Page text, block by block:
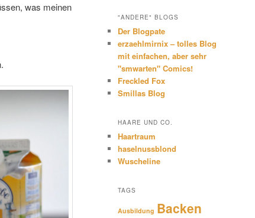
was meinen
"ANDERE" BLOGS
Der Blogpate
erzaehlmirnix – tolles Blog
mit einfachen, aber sehr
"smwarten" Comics!
Freckled Fox
Smillas Blog
HAARE UND CO.
Haartraum
haselnussblond
Wuscheline
TAGS
Ausbildung Backen